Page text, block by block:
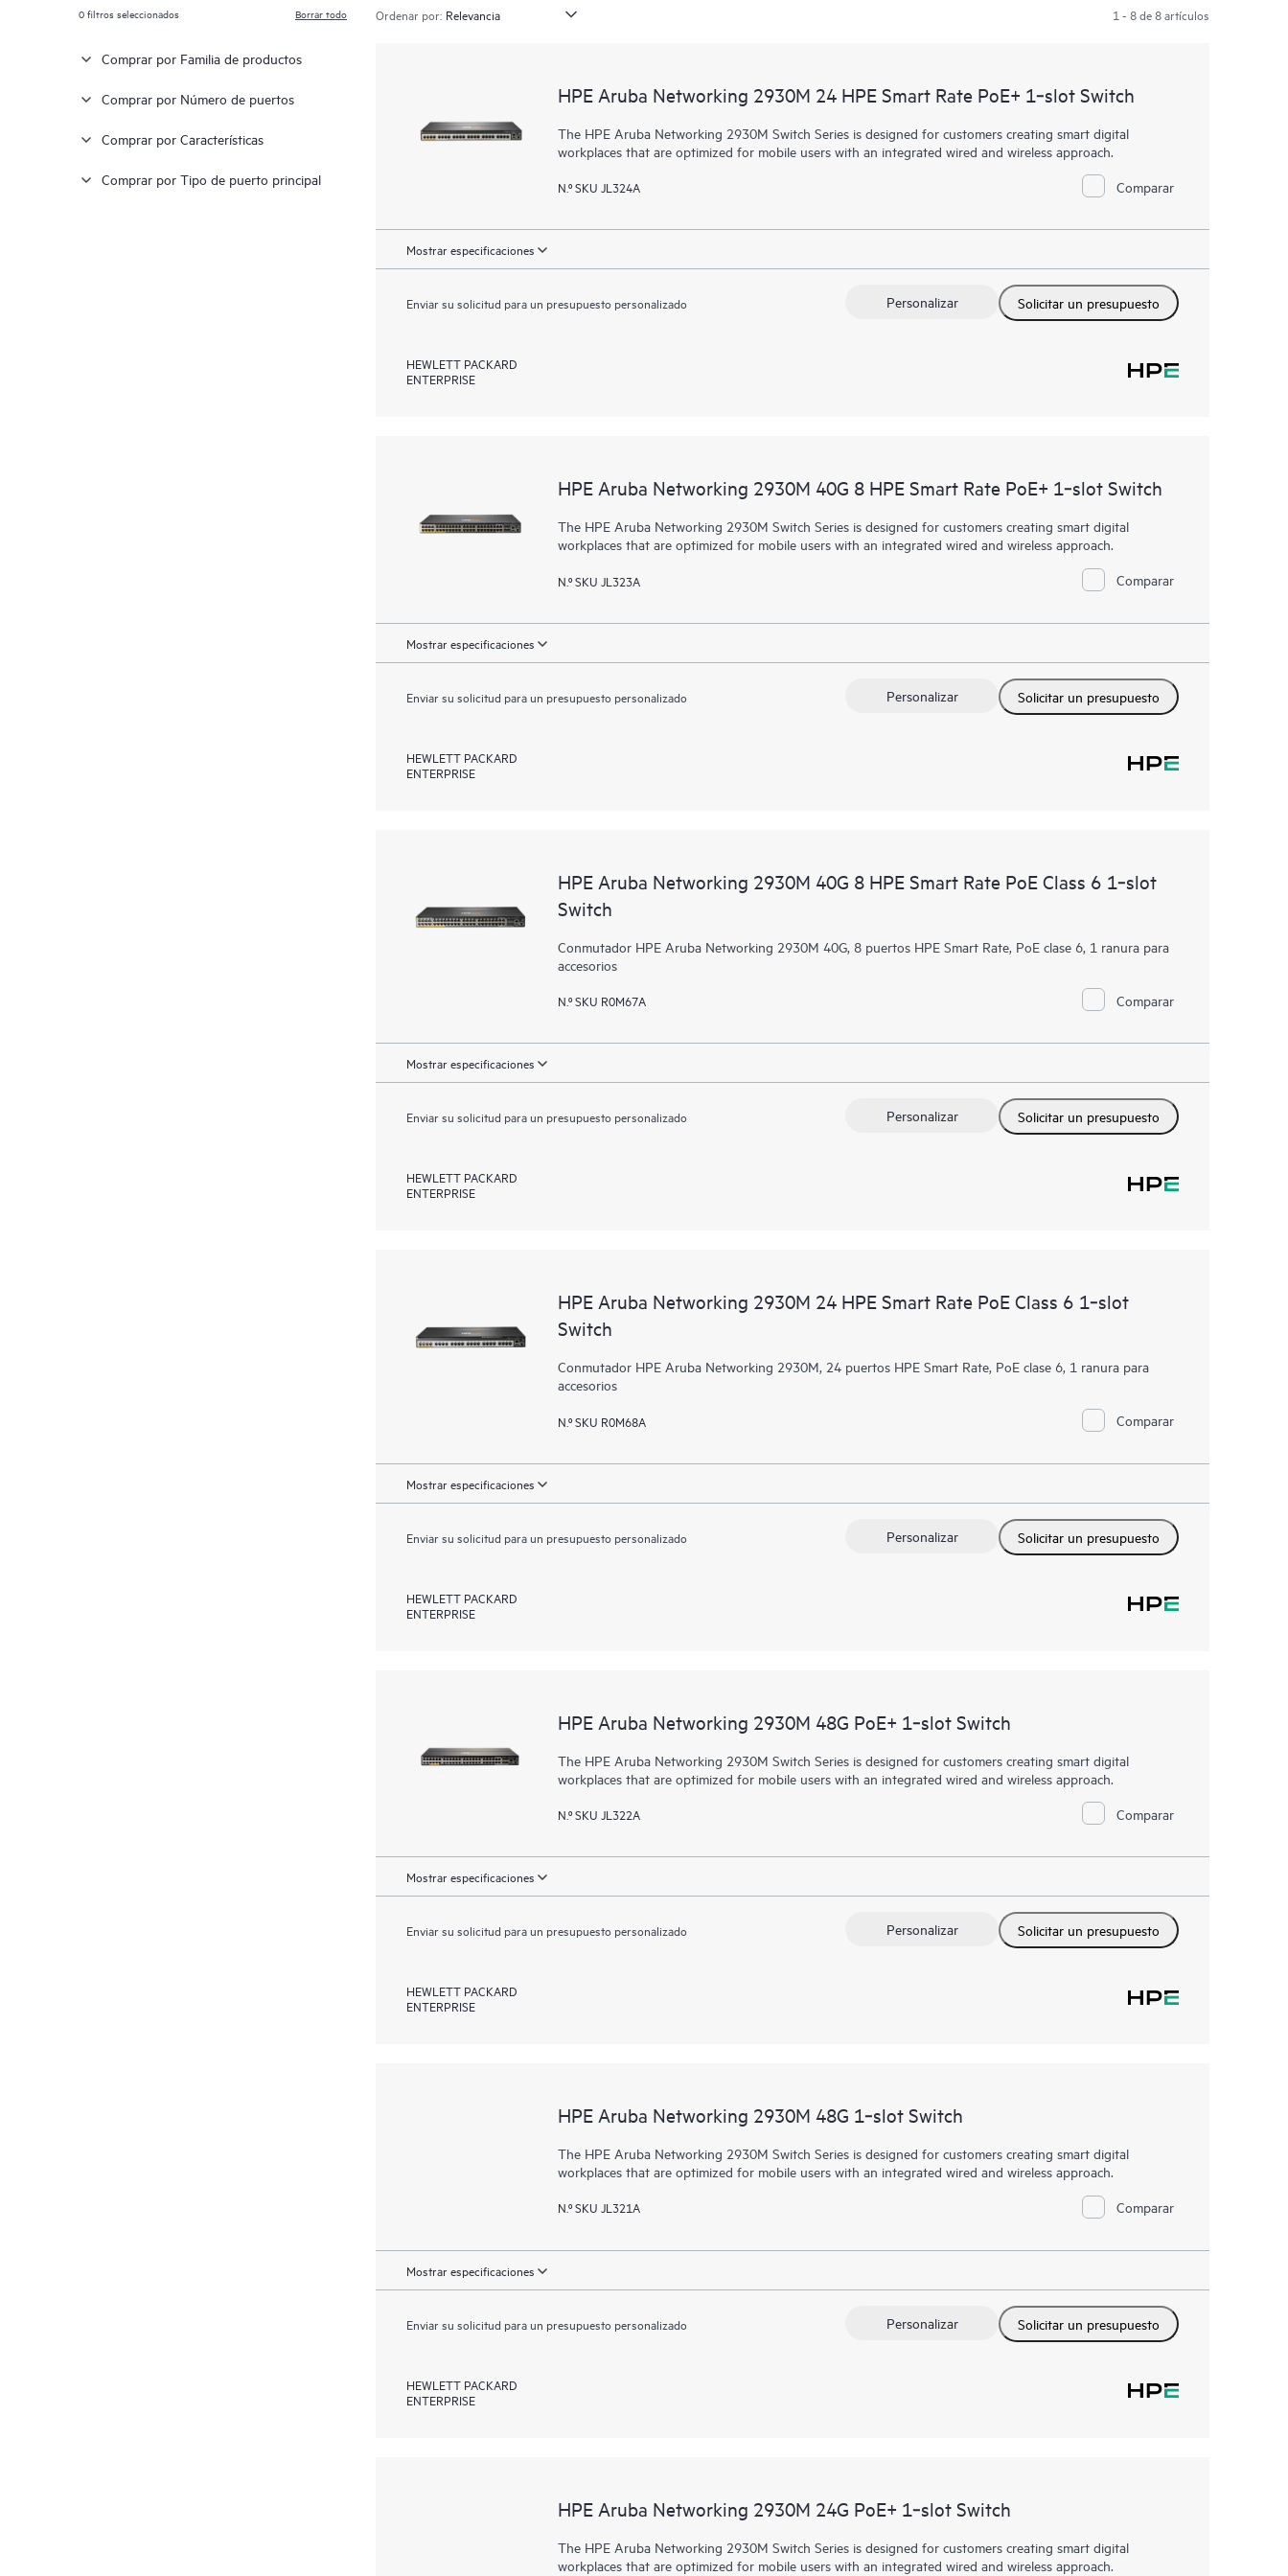
0filtros seleccionados Borrar todo
Comprar por Familia de productos
Comprar por Número de puertos
Comprar por Características
Comprar por Tipo de puerto principal
Ordenar por: 1 - 8 de 8 artículos
HPE Aruba Networking 2930M 24 HPE Smart Rate PoE+ 1‑slot Switch
The HPE Aruba Networking 2930M Switch Series is designed for customers creating smart digital
workplaces that are optimized for mobile users with an integrated wired and wireless approach.
N.º SKU JL324A Comparar
Mostrar especificaciones
Enviar su solicitud para un presupuesto personalizado Solicitar un presupuesto
Personalizar
HEWLETT PACKARD
ENTERPRISE
HPE Aruba Networking 2930M 40G 8 HPE Smart Rate PoE+ 1‑slot Switch
The HPE Aruba Networking 2930M Switch Series is designed for customers creating smart digital
workplaces that are optimized for mobile users with an integrated wired and wireless approach.
N.º SKU JL323A Comparar
Mostrar especificaciones
Enviar su solicitud para un presupuesto personalizado Solicitar un presupuesto
Personalizar
HEWLETT PACKARD
ENTERPRISE
HPE Aruba Networking 2930M 40G 8 HPE Smart Rate PoE Class 6 1‑slot
Switch
Conmutador HPE Aruba Networking 2930M 40G, 8 puertos HPE Smart Rate, PoE clase 6, 1 ranura para
accesorios
N.º SKU R0M67A Comparar
Mostrar especificaciones
Enviar su solicitud para un presupuesto personalizado Solicitar un presupuesto
Personalizar
HEWLETT PACKARD
ENTERPRISE
HPE Aruba Networking 2930M 24 HPE Smart Rate PoE Class 6 1‑slot
Switch
Conmutador HPE Aruba Networking 2930M, 24 puertos HPE Smart Rate, PoE clase 6, 1 ranura para
accesorios
N.º SKU R0M68A Comparar
Mostrar especificaciones
Enviar su solicitud para un presupuesto personalizado Solicitar un presupuesto
Personalizar
HEWLETT PACKARD
ENTERPRISE
HPE Aruba Networking 2930M 48G PoE+ 1‑slot Switch
The HPE Aruba Networking 2930M Switch Series is designed for customers creating smart digital
workplaces that are optimized for mobile users with an integrated wired and wireless approach.
N.º SKU JL322A Comparar
Mostrar especificaciones
Enviar su solicitud para un presupuesto personalizado Solicitar un presupuesto
Personalizar
HEWLETT PACKARD
ENTERPRISE
HPE Aruba Networking 2930M 48G 1‑slot Switch
The HPE Aruba Networking 2930M Switch Series is designed for customers creating smart digital
workplaces that are optimized for mobile users with an integrated wired and wireless approach.
N.º SKU JL321A Comparar
Mostrar especificaciones
Enviar su solicitud para un presupuesto personalizado Solicitar un presupuesto
Personalizar
HEWLETT PACKARD
ENTERPRISE
HPE Aruba Networking 2930M 24G PoE+ 1‑slot Switch
The HPE Aruba Networking 2930M Switch Series is designed for customers creating smart digital
workplaces that are optimized for mobile users with an integrated wired and wireless approach.